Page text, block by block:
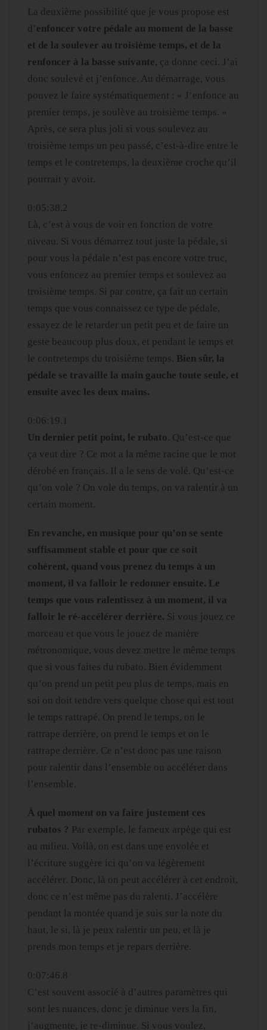
La deuxième possibilité que je vous propose est
d’enfoncer votre pédale au moment de la basse
et de la soulever au troisième temps, et de la
renfoncer à la basse suivante, ça donne ceci. J’ai
donc soulevé et j’enfonce. Au démarrage, vous
pouvez le faire systématiquement : « J’enfonce au
premier temps, je soulève au troisième temps. »
Après, ce sera plus joli si vous soulevez au
troisième temps un peu passé, c’est-à-dire entre le
temps et le contretemps, la deuxième croche qu’il
pourrait y avoir.
0:05:38.2
Là, c’est à vous de voir en fonction de votre
niveau. Si vous démarrez tout juste la pédale, si
pour vous la pédale n’est pas encore votre truc,
vous enfoncez au premier temps et soulevez au
troisième temps. Si par contre, ça fait un certain
temps que vous connaissez ce type de pédale,
essayez de le retarder un petit peu et de faire un
geste beaucoup plus doux, et pendant le temps et
le contretemps du troisième temps. Bien sûr, la
pédale se travaille la main gauche toute seule, et
ensuite avec les deux mains.
0:06:19.1
Un dernier petit point, le rubato. Qu’est-ce que
ça veut dire ? Ce mot a la même racine que le mot
dérobé en français. Il a le sens de volé. Qu’est-ce
qu’on vole ? On vole du temps, on va ralentir à un
certain moment.
En revanche, en musique pour qu’on se sente
suffisamment stable et pour que ce soit
cohérent, quand vous prenez du temps à un
moment, il va falloir le redonner ensuite. Le
temps que vous ralentissez à un moment, il va
falloir le ré-accélérer derrière. Si vous jouez ce
morceau et que vous le jouez de manière
métronomique, vous devez mettre le même temps
que si vous faites du rubato. Bien évidemment
qu’on prend un petit peu plus de temps, mais en
soi on doit tendre vers quelque chose qui est tout
le temps rattrapé. On prend le temps, on le
rattrape derrière, on prend le temps et on le
rattrape derrière. Ce n’est donc pas une raison
pour ralentir dans l’ensemble ou accélérer dans
l’ensemble.
À quel moment on va faire justement ces
rubatos ? Par exemple, le fameux arpège qui est
au milieu. Voilà, on est dans une envolée et
l’écriture suggère ici qu’on va légèrement
accélérer. Donc, là on peut accélérer à cet endroit,
donc ce n’est même pas du ralenti. J’accélère
pendant la montée quand je suis sur la note du
haut, le si, là je peux ralentir un peu, et là je
prends mon temps et je repars derrière.
0:07:46.8
C’est souvent associé à d’autres paramètres qui
sont les nuances, donc je diminue vers la fin,
j’augmente, je re-diminue. Si vous voulez,